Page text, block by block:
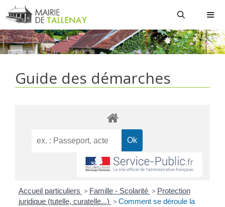
Aller
au
contenu
Guide des démarches
Accueil particuliers > Famille - Scolarité > Protection
juridique (tutelle, curatelle...) > Comment se déroule la